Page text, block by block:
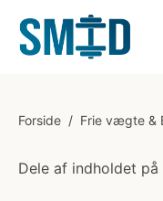
Forside / Frie vægte &
Dele af indholdet